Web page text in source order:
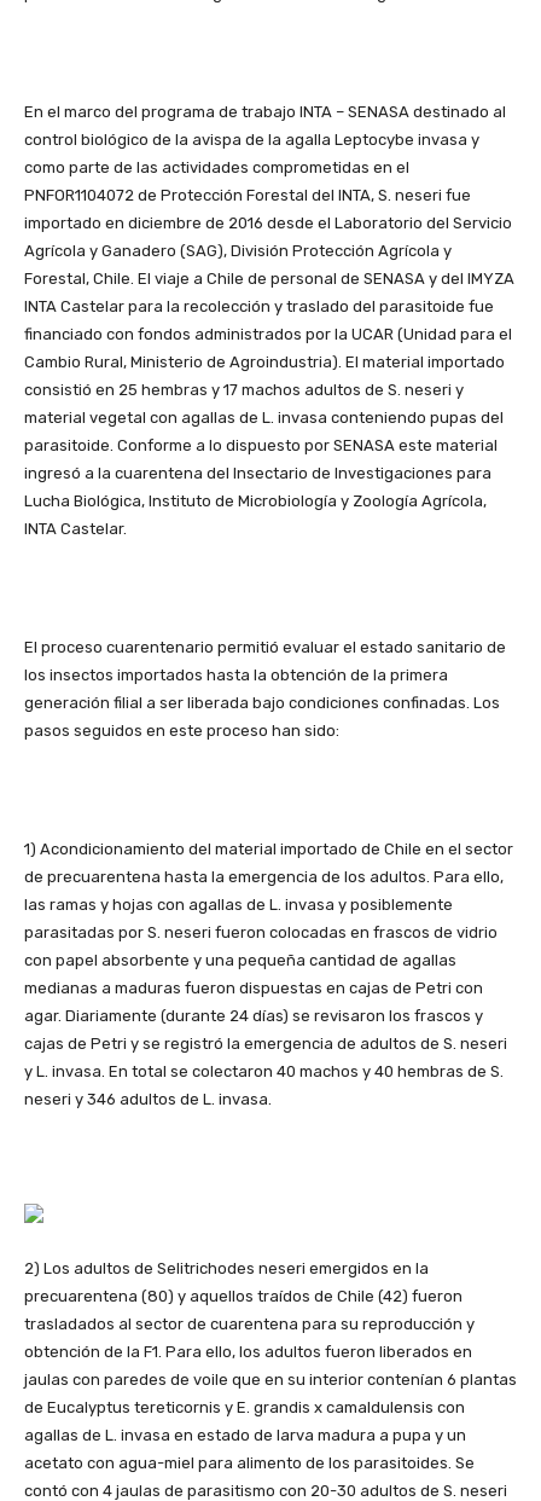
En el marco del programa de trabajo INTA – SENASA destinado al
control biológico de la avispa de la agalla Leptocybe invasa y
como parte de las actividades comprometidas en el
PNFOR1104072 de Protección Forestal del INTA, S. neseri fue
importado en diciembre de 2016 desde el Laboratorio del Servicio
Agrícola y Ganadero (SAG), División Protección Agrícola y
Forestal, Chile. El viaje a Chile de personal de SENASA y del IMYZA
INTA Castelar para la recolección y traslado del parasitoide fue
financiado con fondos administrados por la UCAR (Unidad para el
Cambio Rural, Ministerio de Agroindustria). El material importado
consistió en 25 hembras y 17 machos adultos de S. neseri y
material vegetal con agallas de L. invasa conteniendo pupas del
parasitoide. Conforme a lo dispuesto por SENASA este material
ingresó a la cuarentena del Insectario de Investigaciones para
Lucha Biológica, Instituto de Microbiología y Zoología Agrícola,
INTA Castelar.
El proceso cuarentenario permitió evaluar el estado sanitario de
los insectos importados hasta la obtención de la primera
generación filial a ser liberada bajo condiciones confinadas. Los
pasos seguidos en este proceso han sido:
1) Acondicionamiento del material importado de Chile en el sector
de precuarentena hasta la emergencia de los adultos. Para ello,
las ramas y hojas con agallas de L. invasa y posiblemente
parasitadas por S. neseri fueron colocadas en frascos de vidrio
con papel absorbente y una pequeña cantidad de agallas
medianas a maduras fueron dispuestas en cajas de Petri con
agar. Diariamente (durante 24 días) se revisaron los frascos y
cajas de Petri y se registró la emergencia de adultos de S. neseri
y L. invasa. En total se colectaron 40 machos y 40 hembras de S.
neseri y 346 adultos de L. invasa.
2) Los adultos de Selitrichodes neseri emergidos en la
precuarentena (80) y aquellos traídos de Chile (42) fueron
trasladados al sector de cuarentena para su reproducción y
obtención de la F1. Para ello, los adultos fueron liberados en
jaulas con paredes de voile que en su interior contenían 6 plantas
de Eucalyptus tereticornis y E. grandis x camaldulensis con
agallas de L. invasa en estado de larva madura a pupa y un
acetato con agua-miel para alimento de los parasitoides. Se
contó con 4 jaulas de parasitismo con 20-30 adultos de S. neseri